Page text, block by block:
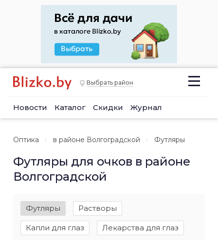
Выбрать район
Новости Каталог Скидки Журнал
Оптика в районе Волгоградской Футляры
Футляры для очков в районе
Волгоградской
Футляры Растворы
Капли для глаз Лекарства для глаз